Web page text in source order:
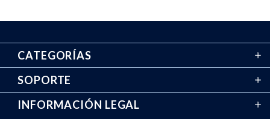
CATEGORÍAS
SOPORTE
INFORMACIÓN LEGAL